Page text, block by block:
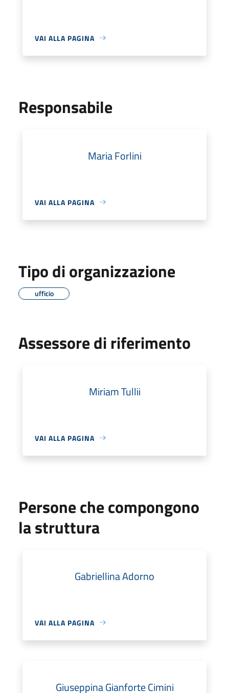
VAI ALLA PAGINA
Responsabile
Maria Forlini
VAI ALLA PAGINA
Tipo di organizzazione
ufficio
Assessore di riferimento
Miriam Tullii
VAI ALLA PAGINA
Persone che compongono
la struttura
Gabriellina Adorno
VAI ALLA PAGINA
Giuseppina Gianforte Cimini